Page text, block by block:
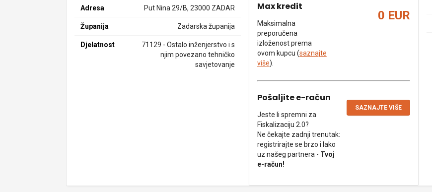
Adresa Put Nina 29/B, 23000 ZADAR
Županija Zadarska županija
Djelatnost
71129 - Ostalo inženjerstvo i s
njim povezano tehničko
savjetovanje
Max kredit
Maksimalna
preporučena
izloženost prema
ovom kupcu (saznajte
više).
0 EUR
Pošaljite e-račun
Jeste li spremni za
Fiskalizaciju 2.0?
Ne čekajte zadnji trenutak:
registrirajte se brzo i lako
uz našeg partnera - Tvoj
e-račun!
SAZNAJTE VIŠE